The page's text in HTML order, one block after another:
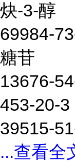
炔-3-醇
69984-
糖苷
13676-
453-20-3
39515-
...查看全